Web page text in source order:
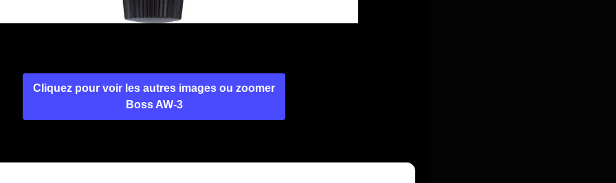
Cliquez pour voir les autres images ou zoomer
Boss AW-3